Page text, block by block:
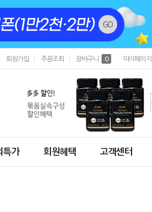
회원가입 주문조회 장바구니 0 마이페이지
특가 회원혜택 고객센터